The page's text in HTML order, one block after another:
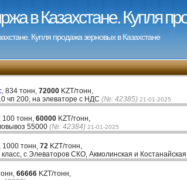
в Казахстане. Купля
Купля продажа зерновых в Казахстане
834 тонн, 72000 KZT/тонн,
чп 200, на элеваторе с НДС (№: 42385) 21-01-2025
100 тонн, 60000 KZT/тонн,
55000 (№: 42384) 21-01-2025
1000 тонн, 72 KZT/тонн,
с Элеваторов СКО, Акмолинская и Костанайская
66666 KZT/тонн,